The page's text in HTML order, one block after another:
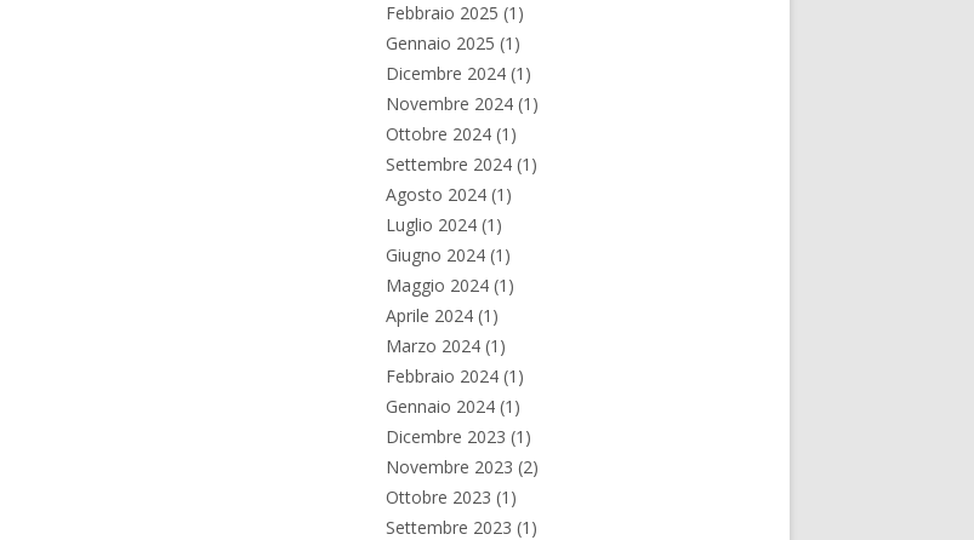
Febbraio 2025 (1)
Gennaio 2025 (1)
Dicembre 2024 (1)
Novembre 2024 (1)
Ottobre 2024 (1)
Settembre 2024 (1)
Agosto 2024 (1)
Luglio 2024 (1)
Giugno 2024 (1)
Maggio 2024 (1)
Aprile 2024 (1)
Marzo 2024 (1)
Febbraio 2024 (1)
Gennaio 2024 (1)
Dicembre 2023 (1)
Novembre 2023 (2)
Ottobre 2023 (1)
Settembre 2023 (1)